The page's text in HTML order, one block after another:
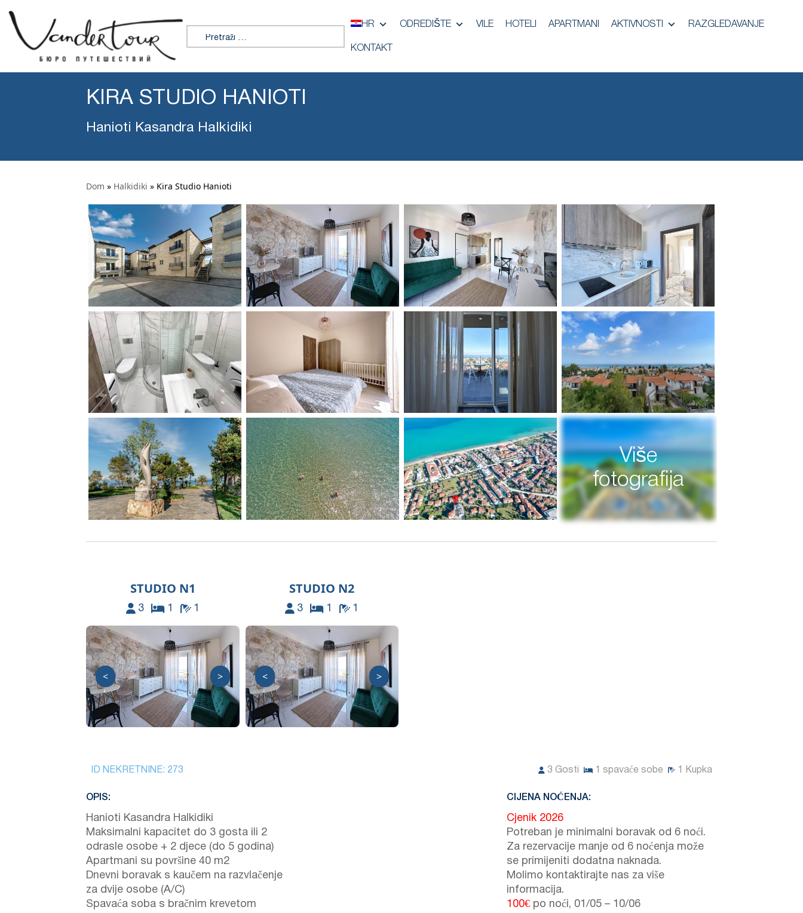
Tražiti:
HR ODREDIŠTE VILE HOTELI APARTMANI AKTIVNOSTI RAZGLEDAVANJE
KONTAKT
KIRA STUDIO HANIOTI
Hanioti Kasandra Halkidiki
Dom » Halkidiki » Kira Studio Hanioti
Više
fotografija
STUDIO N1
3 1 1
< >
STUDIO N2
3 1 1
< >
ID NEKRETNINE: 273 3 Gosti spavaće sobe Kupka
OPIS:
Hanioti Kasandra Halkidiki
Maksimalni kapacitet do 3 gosta ili 2
odrasle osobe + 2 djece (do 5 godina)
Apartmani su površine 40 m2
Dnevni boravak s kaučem na razvlačenje
za dvije osobe (A/C)
Spavaća soba s bračnim krevetom
CIJENA NOĆENJA:
Cjenik 2026
Potreban je minimalni boravak od 6 noći.
Za rezervacije manje od 6 noćenja može
se primijeniti dodatna naknada.
Molimo kontaktirajte nas za više
informacija.
100€ po noći, 01/05 – 10/06